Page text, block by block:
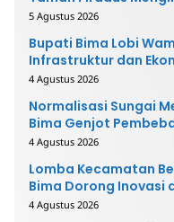
5 Agustus 2026
Bupati Bima Lobi
Infrastruktur dan
4 Agustus 2026
Normalisasi Sungai
Bima Genjot
4 Agustus 2026
Lomba Kecamatan
Bima Dorong Inovasi
4 Agustus 2026